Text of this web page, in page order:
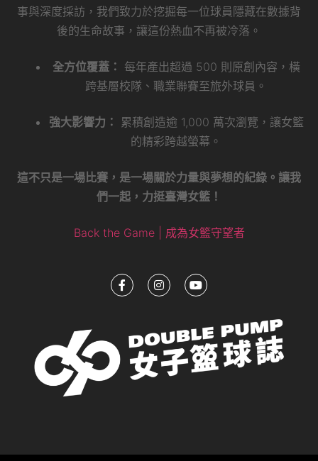
事與深度採訪，我們致力於挖掘每一位球員隱藏在數據背
後的生命故事，讓這份熱血不再被冷落。
全方位覆蓋： 每年產出超過 500 則原創內容，橫
跨基層校隊、職業聯賽至旅外球員。
強大影響力：
累積創造逾 1,000 萬次瀏覽，讓女籃
的精彩跨越螢幕。
這不只是一場比賽，是一場關於力量與夢想的紀錄。讓我
們一起，力挺臺灣女籃！
Back the Game | 成為女籃守望者